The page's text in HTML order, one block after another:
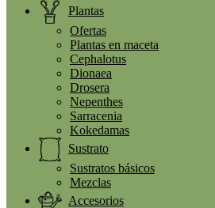
Plantas
Ofertas
Plantas en maceta
Cephalotus
Dionaea
Drosera
Nepenthes
Sarracenia
Kokedamas
Sustrato
Sustratos básicos
Mezclas
Accesorios